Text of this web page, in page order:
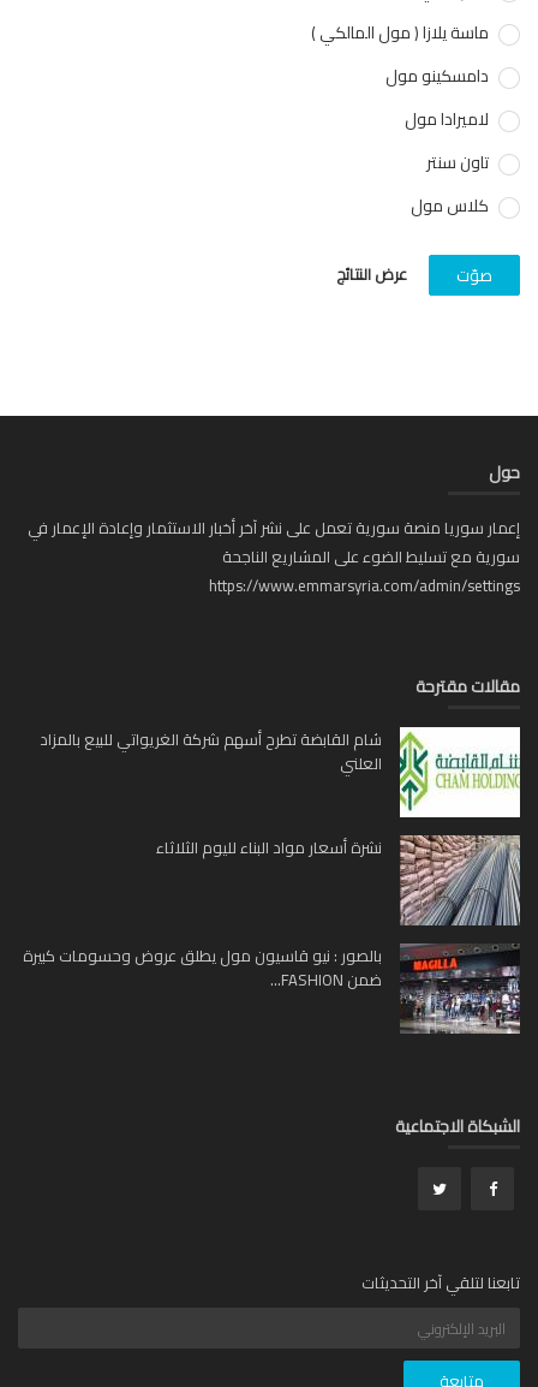
ماسة يلازا ( مول المالكي )
دامسكينو مول
لاميرادا مول
تاون سنتر
كلاس مول
عرض النتائج
سوريا منصة سورية تعمل على نشر آخر أخبار الاستثمار وإعادة الإعمار في
مع تسليط الضوء على المشاريع الناجحة
https://www.emmarsyria.com/admin/
مقترحة
شام القابضة تطرح أسهم شركة الغريواتي للبيع بالمزاد
العلني
نشرة أسعار مواد البناء لليوم الثلاثاء
بالصور : نيو قاسيون مول يطلق عروض وحسومات كبيرة
ضمن FASHION...
الاجتماعية
لتلقي آخر التحديثات